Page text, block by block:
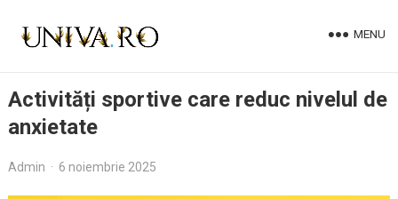
MENU
Activități sportive care reduc nivelul de
anxietate
Admin · 6 noiembrie 2025